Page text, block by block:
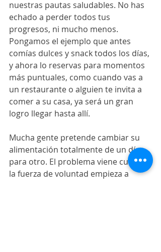
nuestras pautas saludables. No has
echado a perder todos tus
progresos, ni mucho menos.
Pongamos el ejemplo que antes
comías dulces y snack todos los días,
y ahora lo reservas para momentos
más puntuales, como cuando vas a
un restaurante o alguien te invita a
comer a su casa, ya será un gran
logro llegar hasta allí.
Mucha gente pretende cambiar su
alimentación totalmente de un día
para otro. El problema viene cuando
la fuerza de voluntad empieza a